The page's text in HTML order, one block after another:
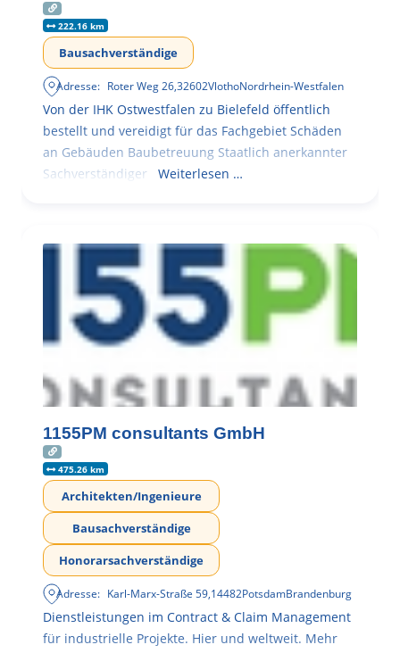
222.16 km
Bausachverständige
Adresse: Roter Weg 26,32602VlothoNordrhein-Westfalen
Von der IHK Ostwestfalen zu Bielefeld öffentlich
bestellt und vereidigt für das Fachgebiet Schäden
an Gebäuden Baubetreuung Staatlich anerkannter
Sachverständiger
Weiterlesen …
1155PM consultants GmbH
475.26 km
Architekten/Ingenieure
Bausachverständige
Honorarsachverständige
Adresse: Karl-Marx-Straße 59,14482PotsdamBrandenburg
Dienstleistungen im Contract & Claim Management
für industrielle Projekte. Hier und weltweit. Mehr